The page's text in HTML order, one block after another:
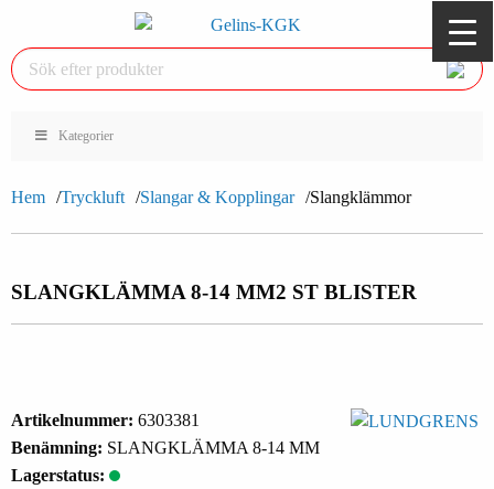
Kategorier
Hem Tryckluft Slangar & Kopplingar Slangklämmor
SLANGKLÄMMA 8-14 MM2 ST BLISTER
Artikelnummer: 6303381
Benämning: SLANGKLÄMMA 8-14 MM
Lagerstatus: